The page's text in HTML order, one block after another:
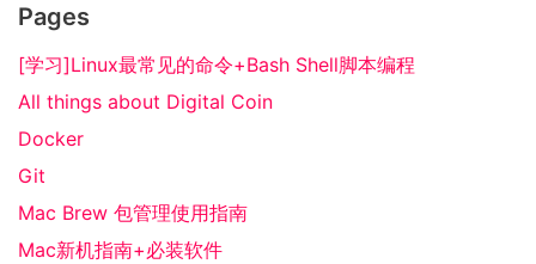
Pages
[学习]Linux最常见的命令+Bash Shell脚本编程
All things about Digital Coin
Docker
Git
Mac Brew 包管理使用指南
Mac新机指南+必装软件